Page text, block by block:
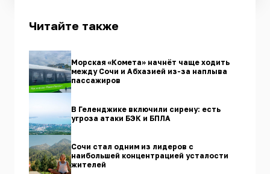
Читайте также
Морская «Комета» начнёт чаще ходить
между Сочи и Абхазией из-за наплыва
пассажиров
В Геленджике включили сирену: есть
угроза атаки БЭК и БПЛА
Сочи стал одним из лидеров с
наибольшей концентрацией усталости
жителей